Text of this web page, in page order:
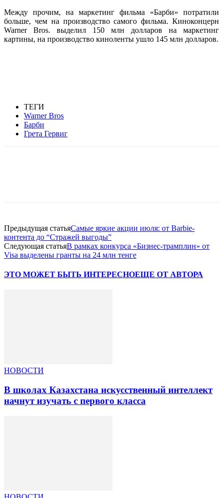
Между прочим, на маркетинг фильма «Барби» потратили
больше, чем на производство самого фильма. Киноконцерн
Warner Bros. выделил 150 млн долларов на маркетинг
картины, на производство киноленты ушло 145 млн долларов.
ТЕГИ
Warner Bros
Барби
Грета Гервиг
Предыдущая статьяСамые яркие акции июля: от Barbie-
контента до “Стражей выгоды”
Следующая статьяВ рамках конкурса «Бизнес-трамплин» от
Visa выделены гранты на 24 млн тенге
ЭТО МОЖЕТ БЫТЬ ИНТЕРЕСНОЕЩЕ ОТ АВТОРА
НОВОСТИ
В школах Казахстана искусственный интеллект
начнут изучать с первого класса